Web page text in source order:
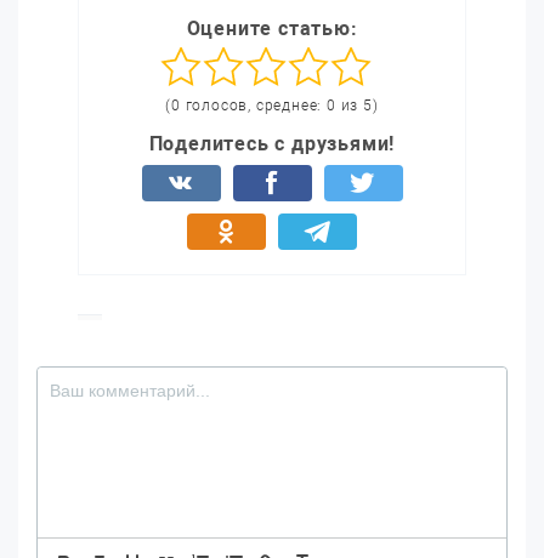
Оцените статью:
(0 голосов, среднее: 0 из 5)
Поделитесь с друзьями!